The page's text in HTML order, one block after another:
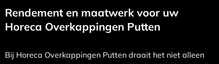
Rendement en maatwerk voor uw
Horeca Overkappingen Putten
Bij Horeca Overkappingen Putten draait het niet alleen